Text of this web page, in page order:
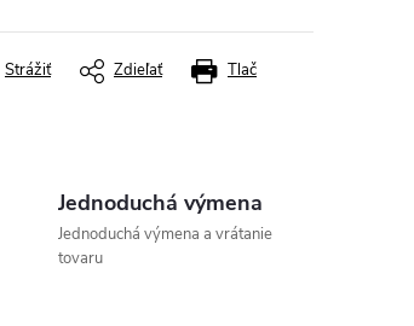
Tlač
Strážiť Zdieľať
Jednoduchá výmena
Jednoduchá výmena a vrátanie
tovaru